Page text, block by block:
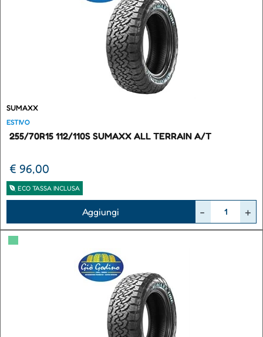
SUMAXX
ESTIVO
255/70R15 112/110S SUMAXX ALL TERRAIN A/T
€ 96,00
ECO TASSA INCLUSA
Aggiungi
▀